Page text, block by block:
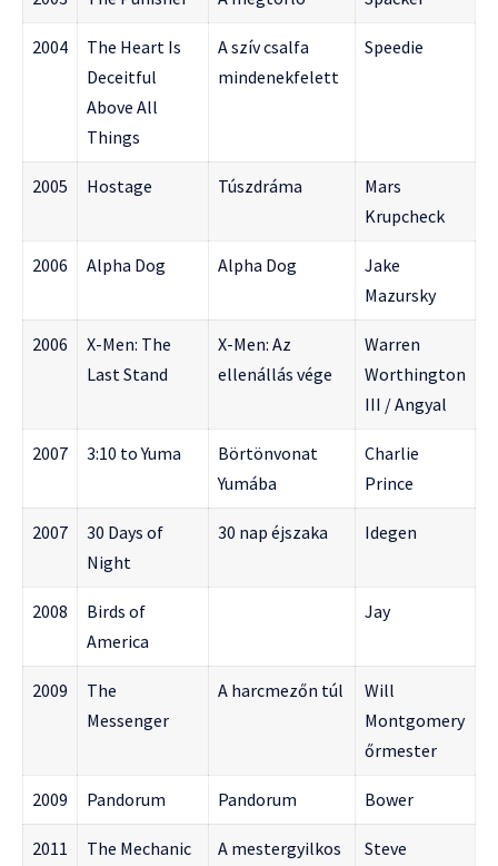
2004
The Heart Is
Deceitful
Above All
Things
A szív csalfa
mindenekfelett
Speedie
2005 Hostage Túszdráma
Mars
Krupcheck
2006 Alpha Dog Alpha Dog
Jake
Mazursky
2006
X-Men: The
Last Stand
X-Men: Az
ellenállás vége
Warren
Worthington
III / Angyal
2007 3:10 to Yuma
Börtönvonat
Yumába
Charlie
Prince
2007
30 Days of
Night
30 nap éjszaka Idegen
2008
Birds of
America
Jay
2009
The
Messenger
A harcmezőn túl
Will
Montgomery
őrmester
2009 Pandorum Pandorum Bower
2011 The Mechanic A mestergyilkos
Steve